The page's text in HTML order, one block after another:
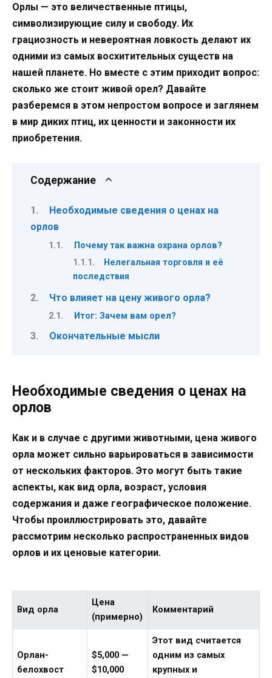
Орлы — это величественные птицы,
символизирующие силу и свободу. Их
грациозность и невероятная ловкость делают их
одними из самых восхитительных существ на
нашей планете. Но вместе с этим приходит вопрос:
сколько же стоит живой орел? Давайте
разберемся в этом непростом вопросе и заглянем
в мир диких птиц, их ценности и законности их
приобретения.
Содержание
Необходимые сведения о ценах на
орлов
Почему так важна охрана орлов?
Нелегальная торговля и её
последствия
Что влияет на цену живого орла?
Итог: Зачем вам орел?
Окончательные мысли
Необходимые сведения о ценах на
орлов
Как и в случае с другими животными, цена живого
орла может сильно варьироваться в зависимости
от нескольких факторов. Это могут быть такие
аспекты, как вид орла, возраст, условия
содержания и даже географическое положение.
Чтобы проиллюстрировать это, давайте
рассмотрим несколько распространенных видов
орлов и их ценовые категории.
Вид орла
Цена
(примерно)
Комментарий
Орлан-
белохвост
$5,000 —
$10,000
Этот вид считается
одним из самых
крупных и